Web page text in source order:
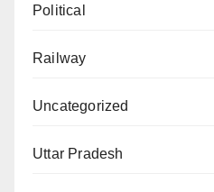
Political
Railway
Uncategorized
Uttar Pradesh